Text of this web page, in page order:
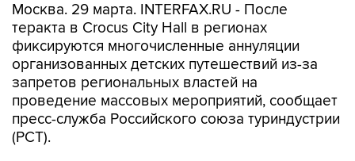
Москва. 29 марта. INTERFAX.RU - После
теракта в Crocus City Hall в регионах
фиксируются многочисленные аннуляции
организованных детских путешествий из-за
запретов региональных властей на
проведение массовых мероприятий, сообщает
пресс-служба Российского союза туриндустрии
(РСТ).